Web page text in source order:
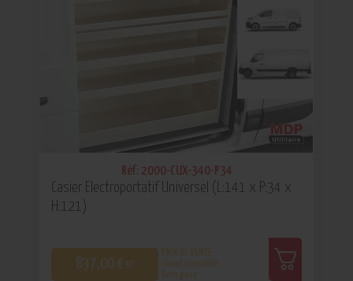
Réf: 2000-CUX-340-P34
Casier Electroportatif Universel (L:141 x P:34 x
H:121)
837,00 € HT
PRIX DE VENTE
client conseillé
Hors pose